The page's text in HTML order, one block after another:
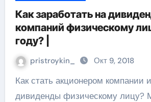
Как заработать на
компаний физическому
году? |
pristroykin_ Окт 9, 2018
Как стать акционером компании и получать
дивиденды физическому лицу?